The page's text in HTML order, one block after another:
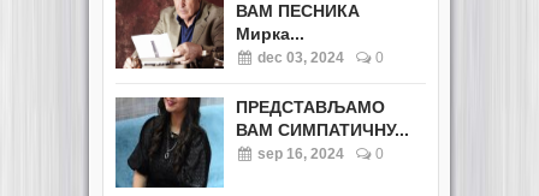
ВАМ ПЕСНИКА
Мирка...
dec 03, 2024 0
ПРЕДСТАВЉАМО
ВАМ СИМПАТИЧНУ...
sep 16, 2024 0